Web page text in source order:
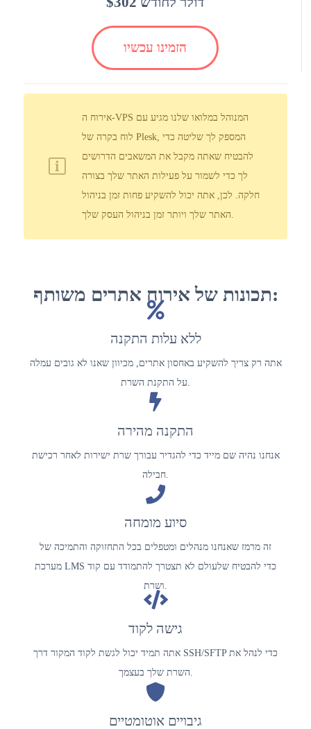
הזמינו עכשיו
אירוח ה-VPS המנוהל במלואו שלנו מגיע עם
לוח בקרה של Plesk, המספק לך שליטה כדי
להבטיח שאתה מקבל את המשאבים הדרושים
לך כדי לשמור על פעילות האתר שלך בצורה
חלקה. לכן, אתה יכול להשקיע פחות זמן בניהול
האתר שלך ויותר זמן בניהול העסק שלך.
תכונות של אירוח אתרים משותף:
ללא עלות התקנה
אתה רק צריך להשקיע באחסון אתרים, מכיוון שאנו לא גובים עמלה
התקנה מהירה
אנחנו נהיה שם מייד כדי להגדיר עבורך שרת ישירות לאחר רכישת
סיוע מומחה
זה מרמז שאנחנו מנהלים ומטפלים בכל התחזוקה והתמיכה של
מערכת LMS כדי להבטיח שלעולם לא תצטרך להתמודד עם קוד
ושרת.
גישה לקוד
אתה תמיד יכול לגשת לקוד המקור דרך SSH/SFTP כדי לנהל את
גיבויים אוטומטיים